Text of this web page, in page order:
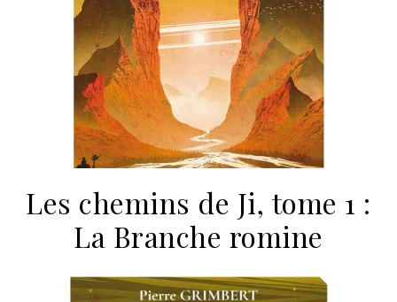
Les chemins de Ji, tome 1 :
La Branche romine